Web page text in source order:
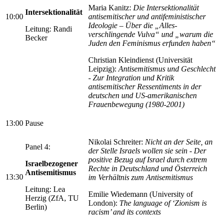
10:00
Intersektionalität
Leitung: Randi
Becker
Maria Kanitz: Die Intersektionalität
antisemitischer und antifeministischer
Ideologie – Über die „Alles-
verschlingende Vulva“ und „warum die
Juden den Feminismus erfunden haben“
Christian Kleindienst (Universität
Leipzig): Antisemitismus und Geschlecht
- Zur Integration und Kritik
antisemitischer Ressentiments in der
deutschen und US-amerikanischen
Frauenbewegung (1980-2001)
13:00 Pause
13:30
Panel 4:
Israelbezogener
Antisemitismus
Leitung: Lea
Herzig (ZfA, TU
Berlin)
Nikolai Schreiter: Nicht an der Seite, an
der Stelle Israels wollen sie sein - Der
positive Bezug auf Israel durch extrem
Rechte in Deutschland und Österreich
im Verhältnis zum Antisemitismus
Emilie Wiedemann (University of
London): The language of ‘Zionism is
racism’ and its contexts